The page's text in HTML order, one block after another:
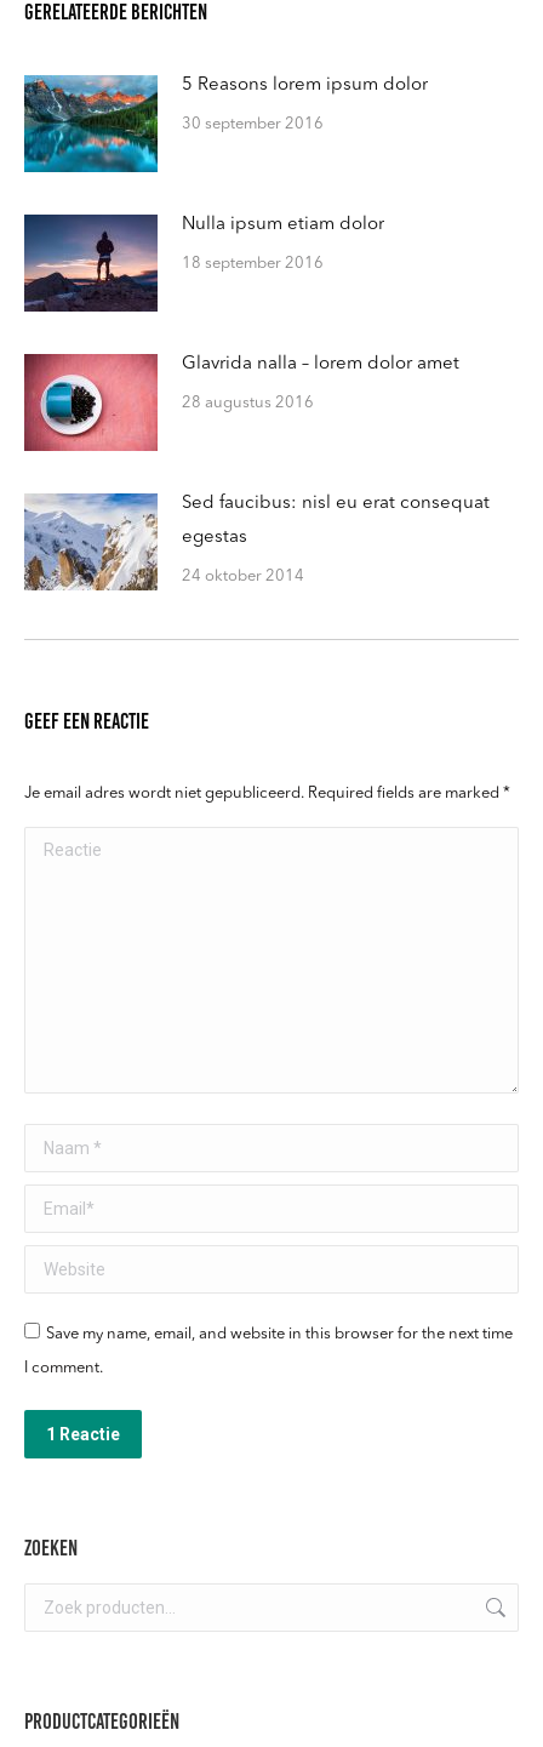
Gerelateerde berichten
5 Reasons lorem ipsum dolor
30 september 2016
Nulla ipsum etiam dolor
18 september 2016
Glavrida nalla – lorem dolor amet
28 augustus 2016
Sed faucibus: nisl eu erat consequat
egestas
24 oktober 2014
Geef een reactie
Je email adres wordt niet gepubliceerd. Required fields are marked *
Reactie
Naam *
Email *
Website
Save my name, email, and website in this browser for the next time
I comment.
1 Reactie
Zoeken
Productcategorieën